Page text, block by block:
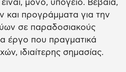
μόνο, υπόγειο. Βέβαια,
και προγράμματα για την
σε παραδοσιακούς
έργο που πραγματικά
ιδιαίτερης σημασίας.